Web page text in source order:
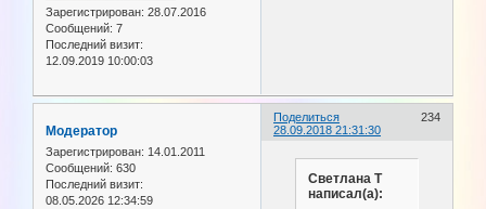
Зарегистрирован: 28.07.2016
Сообщений: 7
Последний визит:
12.09.2019 10:00:03
Поделиться
234
28.09.2018 21:31:30
Модератор
Зарегистрирован: 14.01.2011
Сообщений: 630
Последний визит:
08.05.2026 12:34:59
Светлана Т
написал(а):